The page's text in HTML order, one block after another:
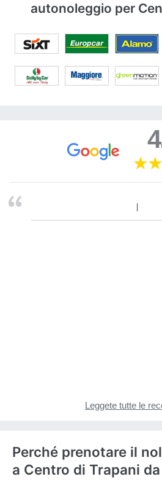
autonoleggio per
Leggete tutte le
Perché prenotare il
a Centro di Trapani da